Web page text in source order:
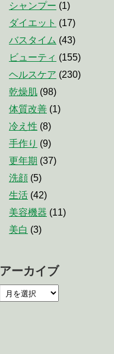
シャンプー (1)
ダイエット (17)
バスタイム (43)
ビューティ (155)
ヘルスケア (230)
乾燥肌 (98)
体質改善 (1)
冷え性 (8)
手作り (9)
更年期 (37)
洗顔 (5)
生活 (42)
美容機器 (11)
美白 (3)
アーカイブ